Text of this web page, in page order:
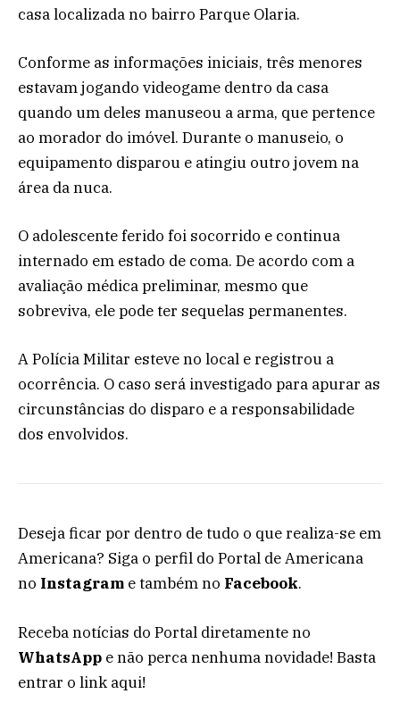
casa localizada no bairro Parque Olaria.
Conforme as informações iniciais, três menores
estavam jogando videogame dentro da casa
quando um deles manuseou a arma, que pertence
ao morador do imóvel. Durante o manuseio, o
equipamento disparou e atingiu outro jovem na
área da nuca.
O adolescente ferido foi socorrido e continua
internado em estado de coma. De acordo com a
avaliação médica preliminar, mesmo que
sobreviva, ele pode ter sequelas permanentes.
A Polícia Militar esteve no local e registrou a
ocorrência. O caso será investigado para apurar as
circunstâncias do disparo e a responsabilidade
dos envolvidos.
Deseja ficar por dentro de tudo o que realiza-se em
Americana? Siga o perfil do Portal de Americana
no Instagram e também no Facebook.
Receba notícias do Portal diretamente no
WhatsApp e não perca nenhuma novidade! Basta
entrar o link aqui!